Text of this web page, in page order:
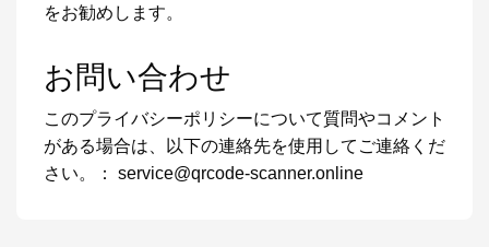
をお勧めします。
お問い合わせ
このプライバシーポリシーについて質問やコメント
がある場合は、以下の連絡先を使用してご連絡くだ
さい。： service@qrcode-scanner.online